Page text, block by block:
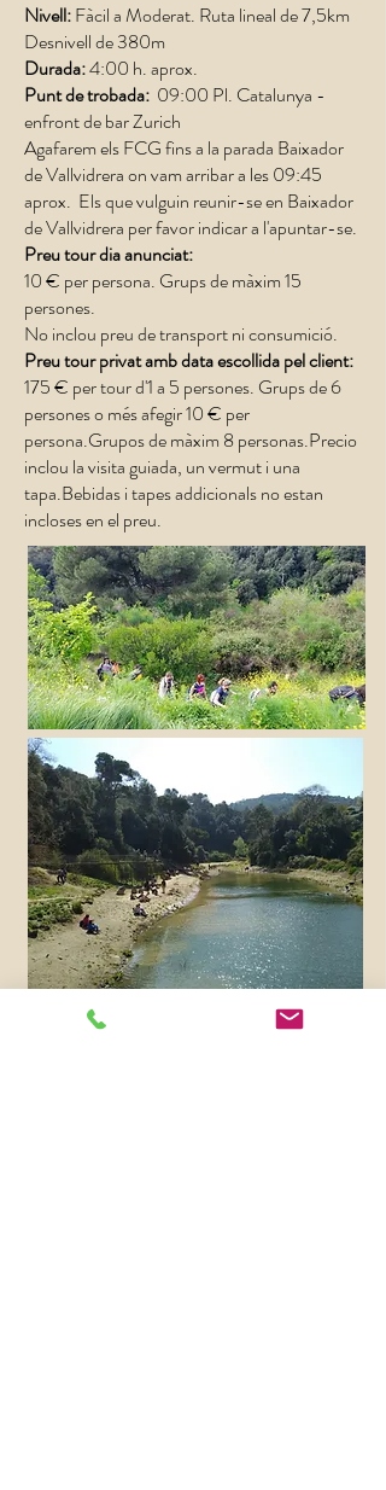
Nivell:Fàcil a Moderat. Ruta lineal de 7,5km
Desnivell de 380m
Durada:4:00 h. aprox.
Punt de trobada: 09:00 Pl. Catalunya -
enfront de bar Zurich
Agafarem els FCG fins a la parada Baixador
de Vallvidrera on vam arribar a les 09:45
aprox. Els que vulguin reunir-se en Baixador
de Vallvidrera per favor indicar a l'apuntar-se.
Preu tour dia anunciat:
10 € per persona. Grups de màxim 15
persones.
No inclou preu de transport ni consumició.
Preu tour privat amb data escollida pel client:
175 € per tour d'1 a 5 persones.​ Grups de 6
persones o més afegir 10 € per
persona.Grupos de màxim 8 personas.Precio
inclou la visita guiada, un vermut i una
tapa.Bebidas i tapes addicionals no estan
incloses en el preu.